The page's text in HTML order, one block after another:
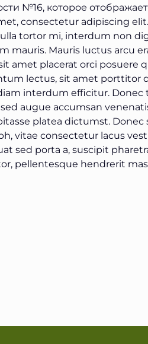
№16, которое
consectetur adipiscing
tortor mi, interdum non
mauris. Mauris luctus arcu
amet placerat orci posuere
lectus, sit amet porttitor
interdum efficitur.
augue accumsan
platea dictumst.
vitae consectetur lacus
sed porta a, suscipit
pellentesque hendrerit